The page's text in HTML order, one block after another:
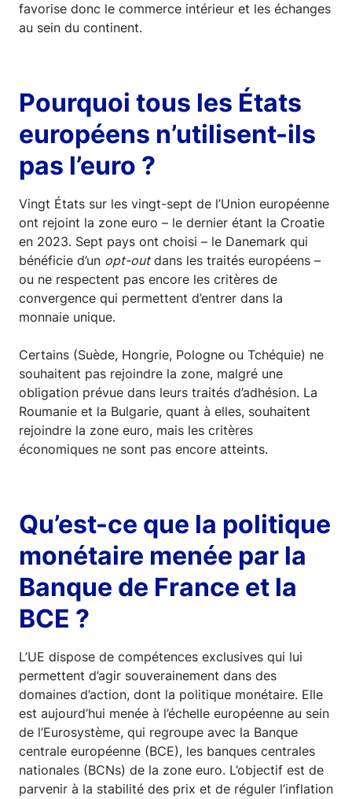
favorise donc le commerce intérieur et les échanges
au sein du continent.
Pourquoi tous les États
européens n’utilisent-ils
pas l’euro ?
Vingt États sur les vingt-sept de l’Union européenne
ont rejoint la zone euro – le dernier étant la Croatie
en 2023. Sept pays ont choisi – le Danemark qui
bénéficie d’un opt-outdans les traités européens –
ou ne respectent pas encore les critères de
convergence qui permettent d’entrer dans la
monnaie unique.
Certains (Suède, Hongrie, Pologne ou Tchéquie) ne
souhaitent pas rejoindre la zone, malgré une
obligation prévue dans leurs traités d’adhésion. La
Roumanie et la Bulgarie, quant à elles, souhaitent
rejoindre la zone euro, mais les critères
économiques ne sont pas encore atteints.
Qu’est-ce que la politique
monétaire menée par la
Banque de France et la
BCE ?
L’UE dispose de compétences exclusives qui lui
permettent d’agir souverainement dans des
domaines d’action, dont la politique monétaire. Elle
est aujourd’hui menée à l’échelle européenne au sein
de l’Eurosystème, qui regroupe avec la Banque
centrale européenne (BCE), les banques centrales
nationales (BCNs) de la zone euro. L’objectif est de
parvenir à la stabilité des prix et de réguler l’inflation